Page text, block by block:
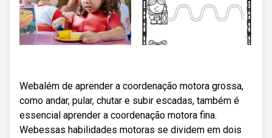
Webalém de aprender a coordenação motora grossa,
como andar, pular, chutar e subir escadas, também é
essencial aprender a coordenação motora fina.
Webessas habilidades motoras se dividem em dois